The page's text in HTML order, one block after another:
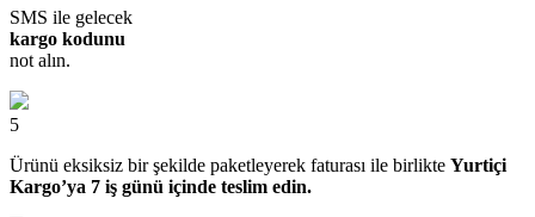
SMS ile gelecek
kargo kodunu
not alın.
5
Ürünü eksiksiz bir şekilde paketleyerek faturası ile birlikte Yurtiçi
Kargo’ya 7 iş günü içinde teslim edin.